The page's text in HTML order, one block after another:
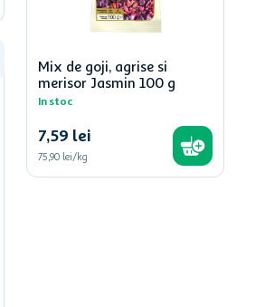
Mix de goji, agrise si
merisor Jasmin 100 g
In stoc
7,59 lei
75,90 lei/kg